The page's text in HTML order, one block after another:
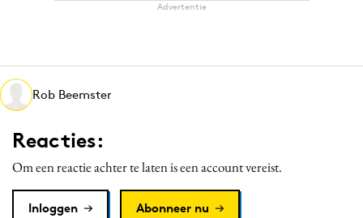
Martech
Media
Merkstrategie
PR
Programmatic
Reputatie & crisis
Advertentie
Rob Beemster
Reacties:
Om een reactie achter te laten is een account vereist.
Inloggen Abonneer nu